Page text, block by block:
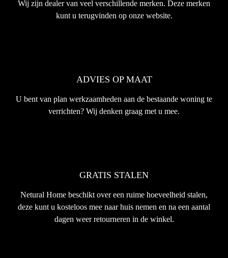
Wij zijn dealer van veel verschillende merken. Deze merken
kunt u terugvinden op onze website.
ADVIES OP MAAT
U bent van plan werkzaamheden aan de bestaande woning te
verrichten? Wij denken graag met u mee.
GRATIS STALEN
Netural Home beschikt over een ruime hoeveelheid stalen,
deze kunt u kosteloos mee naar huis nemen en na een aantal
dagen weer retourneren in de winkel.